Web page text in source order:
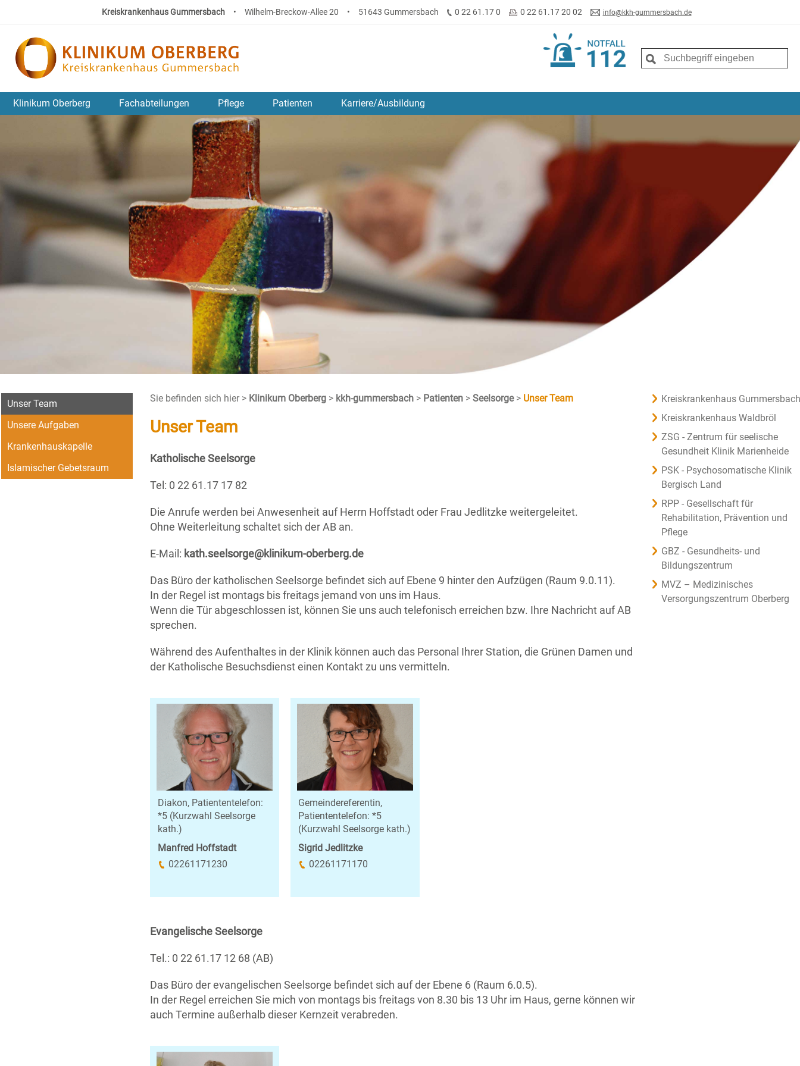
Kreiskrankenhaus Gummersbach • Wilhelm-Breckow-Allee 20 • 51643 Gummersbach 0 22 61.17 0 0 22 61.17 20 02 info@kkh-gummersbach.de
Klinikum Oberberg Fachabteilungen Pflege Patienten Karriere/Ausbildung
Unser Team
Unsere Aufgaben
Krankenhauskapelle
Islamischer Gebetsraum
Sie befinden sich hier > Klinikum Oberberg > kkh-gummersbach > Patienten > Seelsorge > Unser Team
Unser Team
Katholische Seelsorge
Tel: 0 22 61.17 17 82
Die Anrufe werden bei Anwesenheit auf Herrn Hoffstadt oder Frau Jedlitzke weitergeleitet.
Ohne Weiterleitung schaltet sich der AB an.
E-Mail: kath.seelsorge@klinikum-oberberg.de
Das Büro der katholischen Seelsorge befindet sich auf Ebene 9 hinter den Aufzügen (Raum 9.0.11).
In der Regel ist montags bis freitags jemand von uns im Haus.
Wenn die Tür abgeschlossen ist, können Sie uns auch telefonisch erreichen bzw. Ihre Nachricht auf AB
sprechen.
Während des Aufenthaltes in der Klinik können auch das Personal Ihrer Station, die Grünen Damen und
der Katholische Besuchsdienst einen Kontakt zu uns vermitteln.
Diakon, Patiententelefon:
*5 (Kurzwahl Seelsorge
kath.)
Manfred Hoffstadt
02261171230
Gemeindereferentin,
Patiententelefon: *5
(Kurzwahl Seelsorge kath.)
Sigrid Jedlitzke
02261171170
Evangelische Seelsorge
Tel.: 0 22 61.17 12 68 (AB)
Das Büro der evangelischen Seelsorge befindet sich auf der Ebene 6 (Raum 6.0.5).
In der Regel erreichen Sie mich von montags bis freitags von 8.30 bis 13 Uhr im Haus, gerne können wir
auch Termine außerhalb dieser Kernzeit verabreden.
Kreiskrankenhaus Gummersbach
Kreiskrankenhaus Waldbröl
ZSG - Zentrum für seelische
Gesundheit Klinik Marienheide
PSK - Psychosomatische Klinik
Bergisch Land
RPP - Gesellschaft für
Rehabilitation, Prävention und
Pflege
GBZ - Gesundheits- und
Bildungszentrum
MVZ – Medizinisches
Versorgungszentrum Oberberg